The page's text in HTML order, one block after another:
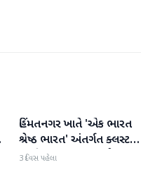
સાબરકાંઠા
હિંમતનગર ખાતે 'એક ભારત
શ્રેષ્ઠ ભારત' અંતર્ગત ક્લસ્ટર
સ્તરીય 'કલા ઉત્સવ'નો પ્રારંભ
3 દિવસ પહેલા